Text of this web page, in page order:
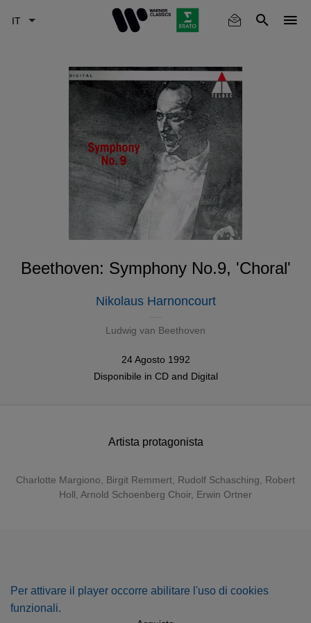
Beethoven: Symphony No.9, 'Choral'
Nikolaus Harnoncourt
Ludwig van Beethoven
24 Agosto 1992
Disponibile in CDand Digital
Artista protagonista
Charlotte Margiono Birgit Remmert Rudolf Schasching
Robert
Holl Arnold Schoenberg Choir, Erwin Ortner
Per attivare il player occorre abilitare l'uso di cookies
funzionali.